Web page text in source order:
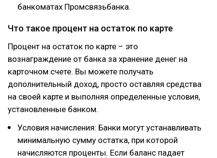
банкоматах Промсвязьбанка.
Что такое процент на остаток по карте
Процент на остаток по карте – это
вознаграждение от банка за хранение денег на
карточном счете. Вы можете получать
дополнительный доход, просто оставляя средства
на своей карте и выполняя определенные условия,
установленные банком.
Условия начисления: Банки могут устанавливать
минимальную сумму остатка, при которой
начисляются проценты. Если баланс падает